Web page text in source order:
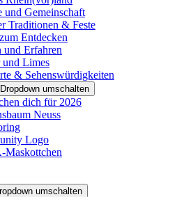
und Gemeinschaft
Traditionen & Feste
Entdecken
und Erfahren
und Limes
& Sehenswürdigkeiten
Dropdown umschalten
dich für 2026
Neuss
Logo
umschalten